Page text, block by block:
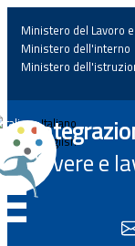
Home
News
Ministero del Lavoro
Ministero dell'interno
Ministero
Italiano
English
Vivere e